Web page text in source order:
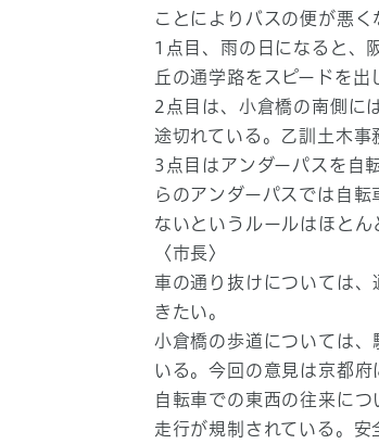
ことによりバスの便が悪く
1点目、雨の日になると、
丘の通学路をスピードを出
2点目は、小倉橋の南側に
途切れている。乙訓土木事
3点目はアンダーパスを自
らのアンダーパスでは自
ないというルールはほと
〈市長〉
車の通り抜けについては
きたい。
小倉橋の歩道については
いる。今回の意見は京都府
自転車での東西の往来に
走行が規制されている。